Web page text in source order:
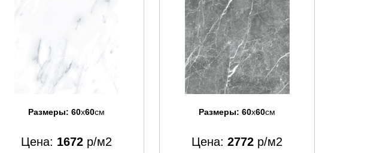
Размеры: 60x60см
Цена: 1672р/м2
Размеры: 60x60см
Цена: 2772р/м2